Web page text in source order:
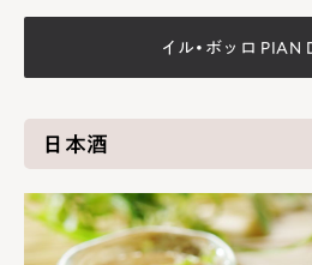
イル・ボッロ PIAN
日本酒